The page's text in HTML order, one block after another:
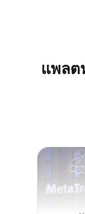
แพลต